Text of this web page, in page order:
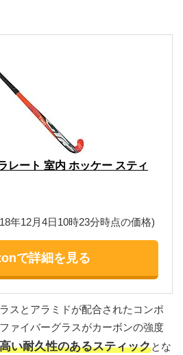
レート 室内 ホッケー スティ
年12月4日10時23分時点の価格)
で詳細を見る
スとアラミドが配合されたコンポ
ァイバーグラスがカーボンの強度
高い耐久性のあるスティックとな